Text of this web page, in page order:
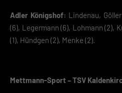
Adler Königshof: Lindenau,
(6), Legermann (6), Lohmann (2),
(1), Hündgen (2), Menke (2).
Mettmann-Sport – TSV